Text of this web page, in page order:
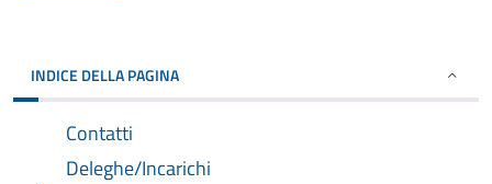
INDICE DELLA PAGINA
Contatti
Deleghe/Incarichi